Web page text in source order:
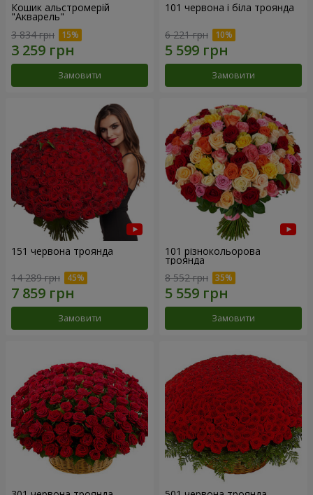
Кошик альстромерій
"Акварель"
3 834 грн
Замовити
101 червона і біла троянда
6 221 грн
Замовити
151 червона троянда
14 289 грн
Замовити
101 різнокольорова
троянда
8 552 грн
Замовити